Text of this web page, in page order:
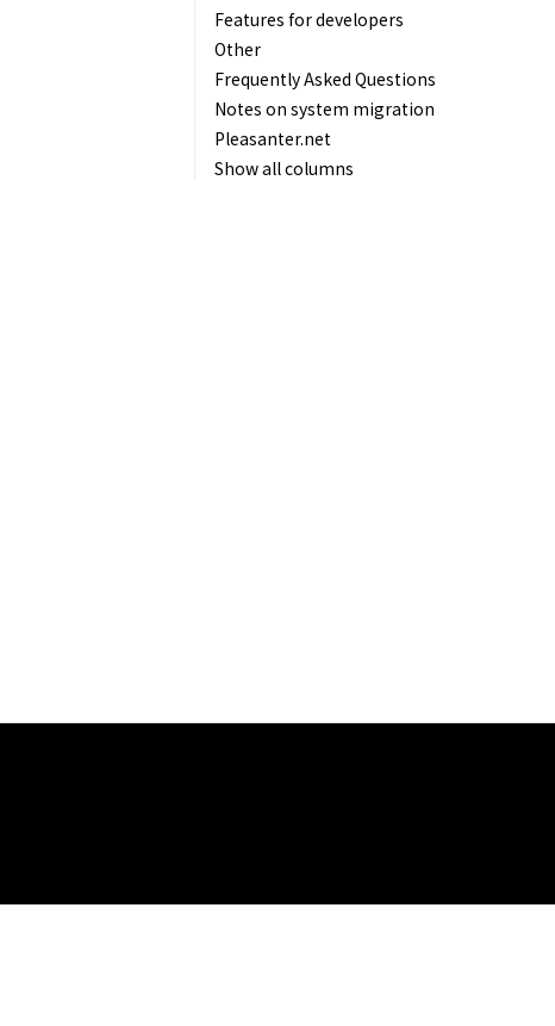
Features for developers
Other
Frequently Asked Questions
Notes on system migration
Pleasanter.net
Show all columns